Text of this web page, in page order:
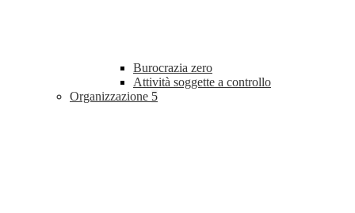
Burocrazia zero
Attività soggette a controllo
Organizzazione 5